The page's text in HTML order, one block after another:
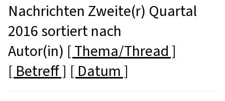
Nachrichten Zweite(r) Quartal
2016 sortiert nach
Autor(in) [ Thema/Thread ]
[ Betreff ] [ Datum ]